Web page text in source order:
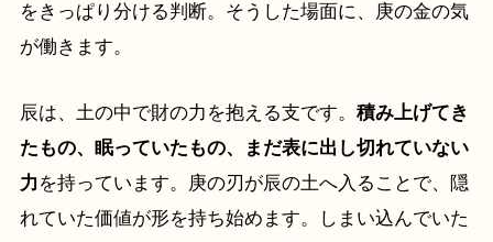
をきっぱり分ける判断。そうした場面に、庚の金の気
が働きます。
辰は、土の中で財の力を抱える支です。 積み上げてき
たもの、眠っていたもの、まだ表に出し切れていない
力を持っています。庚の刃が辰の土へ入ることで、隠
れていた価値が形を持ち始めます。しまい込んでいた